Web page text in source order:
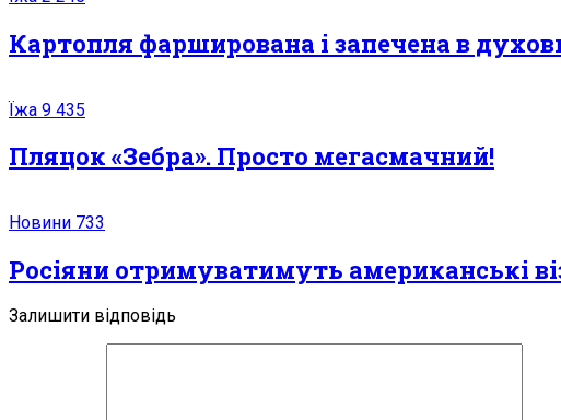
Картопля фарширована і запечена в
Їжа 9 435
Пляцок «Зебра». Просто мегасмачний!
Новини 733
Росіяни отримуватимуть американські
Залишити відповідь